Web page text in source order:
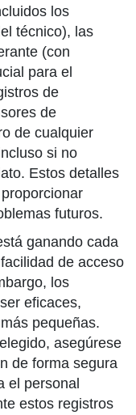
los
técnico), las
(con
para el
de
de
de cualquier
si no
Estos detalles
futuros.
ganando cada
de acceso
los
eficaces,
pequeñas.
asegúrese
de forma segura
el personal
estos registros